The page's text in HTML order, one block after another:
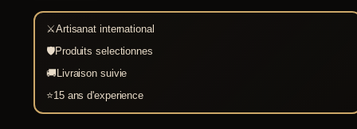
Ana
bleue
⚔Artisanat international
🛡Produits selectionnes
🚚Livraison suivie
⭐15 ans d'experience